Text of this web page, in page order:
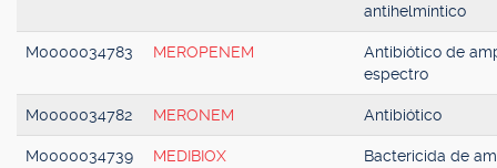
antihelmíntico
M0000034783 MEROPENEM
Antibiótico de
espectro
M0000034782 MERONEM Antibiótico
M0000034739 MEDIBIOX
Bactericida de